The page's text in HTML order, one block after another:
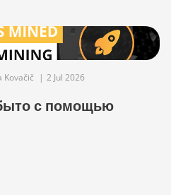
Kovačič | 2 Jul 2026
с помощью